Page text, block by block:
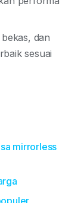
dan
sesuai
mirrorless